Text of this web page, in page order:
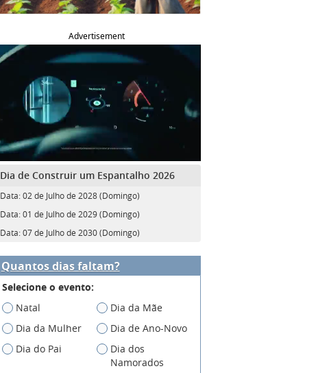
Advertisement
Dia de Construir um Espantalho 2026
Data: 02 de Julho de 2028 (Domingo)
Data: 01 de Julho de 2029 (Domingo)
Data: 07 de Julho de 2030 (Domingo)
Quantos dias faltam?
Selecione o evento:
Natal
Dia da Mãe
Dia da Mulher
Dia de Ano-Novo
Dia do Pai
Dia dos
Namorados